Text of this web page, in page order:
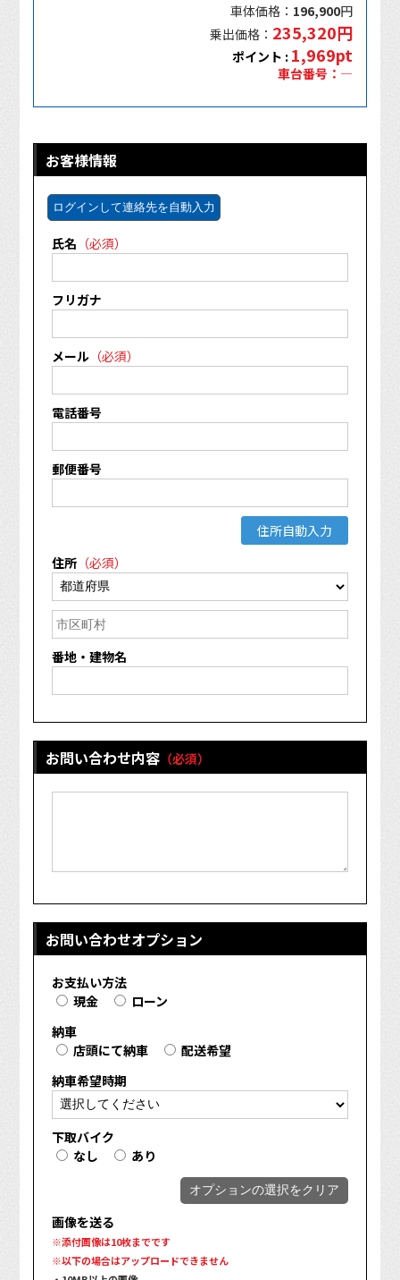
お客様情報
ログインして連絡先を自動入力
氏名 （必須）
フリガナ
メール （必須）
電話番号
郵便番号
住所自動入力
住所 （必須）
番地・建物名
車体価格： 196,900円
乗出価格： 235,320円
ポイント : 1,969pt
車台番号：―
お問い合わせ内容 （必須）
お問い合わせオプション
お支払い方法
現金
ローン
納車
店頭にて納車
配送希望
納車希望時期
下取バイク
なし
あり
オプションの選択をクリア
画像を送る
※添付画像は10枚までです
※以下の場合はアップロードできません